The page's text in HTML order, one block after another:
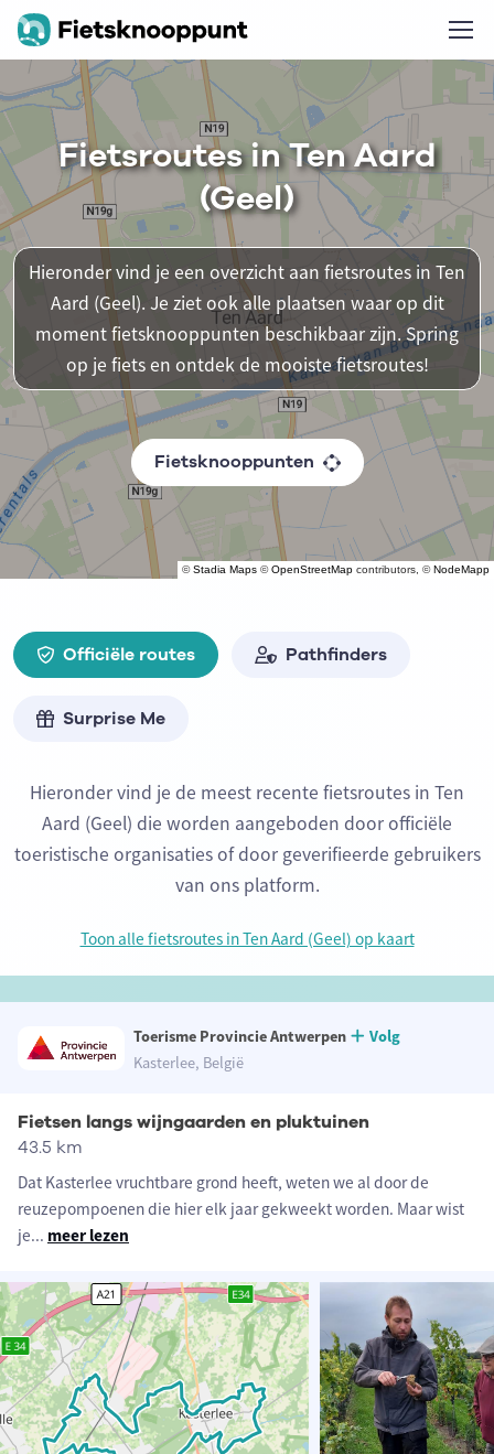
©Stadia Maps ©OpenStreetMap contributors, ©NodeMapp
Fietsroutes in Ten Aard
(Geel)
Hieronder vind je een overzicht aan fietsroutes in Ten
Aard (Geel). Je ziet ook alle plaatsen waar op dit
moment fietsknooppunten beschikbaar zijn. Spring
op je fiets en ontdek de mooiste fietsroutes!
Fietsknooppunten
Officiële routes Pathfinders
Surprise Me
Hieronder vind je de meest recente fietsroutes in Ten
Aard (Geel) die worden aangeboden door officiële
toeristische organisaties of door geverifieerde gebruikers
van ons platform.
Toon alle fietsroutes in Ten Aard (Geel) op kaart
Toerisme Provincie Antwerpen
Volg
Kasterlee, België
Fietsen langs wijngaarden en pluktuinen
43.5 km
Dat Kasterlee vruchtbare grond heeft, weten we al door de
reuzepompoenen die hier elk jaar gekweekt worden. Maar wist
je... meer lezen